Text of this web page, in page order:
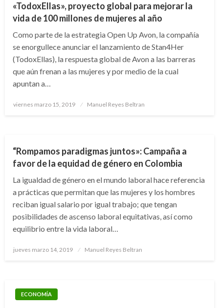
«TodoxEllas», proyecto global para mejorar la
vida de 100 millones de mujeres al año
Como parte de la estrategia Open Up Avon, la compañía
se enorgullece anunciar el lanzamiento de Stan4Her
(TodoxEllas), la respuesta global de Avon a las barreras
que aún frenan a las mujeres y por medio de la cual
apuntan a…
Publicado
viernes marzo 15, 2019 Manuel Reyes Beltran
“Rompamos paradigmas juntos»: Campaña a
favor de la equidad de género en Colombia
La igualdad de género en el mundo laboral hace referencia
a prácticas que permitan que las mujeres y los hombres
reciban igual salario por igual trabajo; que tengan
posibilidades de ascenso laboral equitativas, así como
equilibrio entre la vida laboral…
Publicado
jueves marzo 14, 2019 Manuel Reyes Beltran
ECONOMÍA